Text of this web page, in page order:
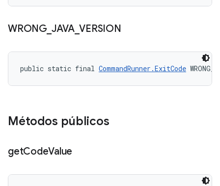
WRONG_ JAVA_VERSION
public static final CommandRunner.ExitCode
Métodos públicos
getCodeValue